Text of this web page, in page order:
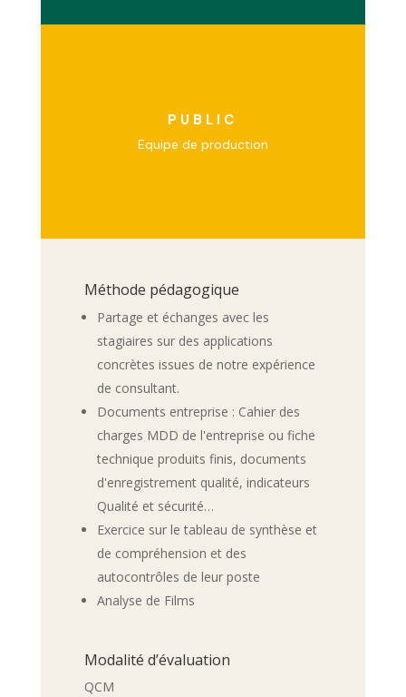
PUBLIC
Equipe de production
Méthode pédagogique
Partage et échanges avec les
stagiaires sur des applications
concrètes issues de notre expérience
de consultant.
Documents entreprise : Cahier des
charges MDD de l'entreprise ou fiche
technique produits finis, documents
d'enregistrement qualité, indicateurs
Qualité et sécurité…
Exercice sur le tableau de synthèse et
de compréhension et des
autocontrôles de leur poste
Analyse de Films
Modalité d’évaluation
QCM